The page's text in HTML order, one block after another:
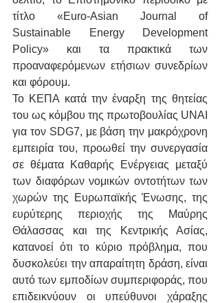
τίτλο «Euro-Asian Journal of
Sustainable Energy Development
Policy» και τα πρακτικά των
προαναφερόμενων ετήσιων συνεδρίων
και φόρουμ.
Το ΚΕΠΑ κατά την έναρξη της θητείας
του ως κόμβου της πρωτοβουλίας UNAI
για τον SDG7, με βάση την μακρόχρονη
εμπειρία του, προωθεί την συνεργασία
σε θέματα Καθαρής Ενέργειας μεταξύ
των διαφόρων νομικών οντοτήτων των
χωρών της Ευρωπαϊκής Ένωσης, της
ευρύτερης περιοχής της Μαύρης
Θάλασσας και της Κεντρικής Ασίας,
κατανοεί ότι το κύριο πρόβλημα, που
δυσκολεύει την απαραίτητη δράση, είναι
αυτό των εμποδίων συμπεριφοράς, που
επιδεικνύουν οι υπεύθυνοι χάραξης